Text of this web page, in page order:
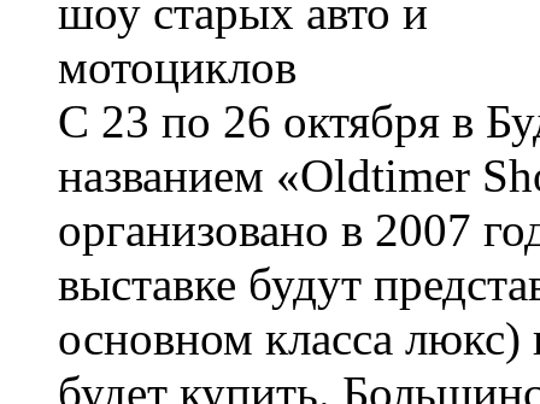
С 23 по 26 октября в
названием «Oldtimer
организовано в 2007
выставке будут
основном класса
будет купить.